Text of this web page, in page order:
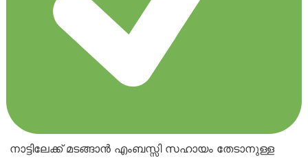
നാട്ടിലേക്ക് മടങ്ങാൻ എംബസ്സി സഹായം തേടാനുള്ള